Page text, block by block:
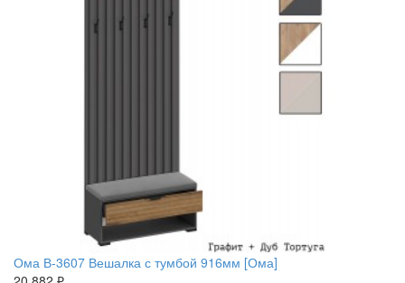
Ома В-3607 Вешалка с тумбой 916мм [Ома]